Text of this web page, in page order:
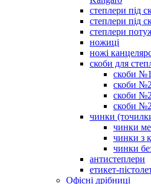
степлери під
степлери під
степлери
ножиці
ножі
скоби для
скоби
скоби
скоби
скоби
чинки
чинки
чинки з
чинки
антистеплери
етикет-
Офісні дрібниці